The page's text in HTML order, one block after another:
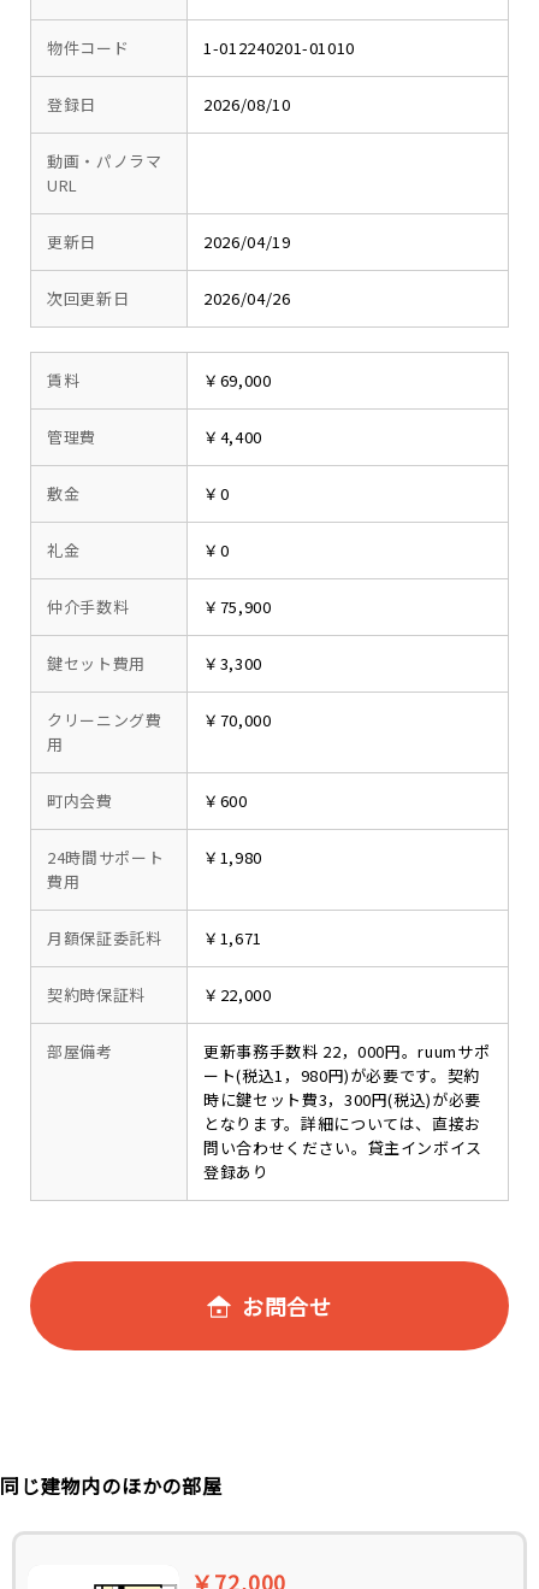
物件コード 1-012240201-01010
登録日 2026/08/10
動画・パノラマ
URL
更新日 2026/04/19
次回更新日 2026/04/26
賃料 ￥69,000
管理費 ￥4,400
敷金 ￥0
礼金 ￥0
仲介手数料 ￥75,900
鍵セット費用 ￥3,300
クリーニング費
用
￥70,000
町内会費 ￥600
24時間サポート
費用
￥1,980
月額保証委託料 ￥1,671
契約時保証料 ￥22,000
部屋備考
更新事務手数料 22，000円。ruumサポ
ート(税込1，980円)が必要です。契約
時に鍵セット費3，300円(税込)が必要
となります。詳細については、直接お
問い合わせください。貸主インボイス
登録あり
お問合せ
同じ建物内のほかの部屋
￥72,000